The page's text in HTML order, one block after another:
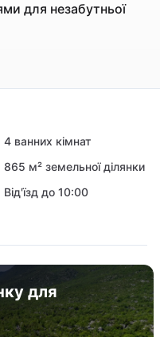
для незабутньої
4 ванних кімнат
865 м² земельної ділянки
Від'їзд до 10:00
для